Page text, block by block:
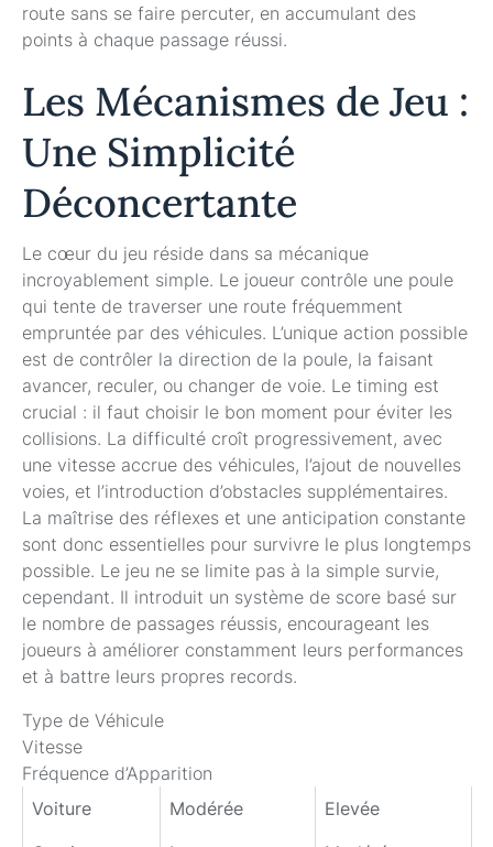
route sans se faire percuter, en accumulant des
points à chaque passage réussi.
Les Mécanismes de Jeu :
Une Simplicité
Déconcertante
Le cœur du jeu réside dans sa mécanique
incroyablement simple. Le joueur contrôle une poule
qui tente de traverser une route fréquemment
empruntée par des véhicules. L’unique action possible
est de contrôler la direction de la poule, la faisant
avancer, reculer, ou changer de voie. Le timing est
crucial : il faut choisir le bon moment pour éviter les
collisions. La difficulté croît progressivement, avec
une vitesse accrue des véhicules, l’ajout de nouvelles
voies, et l’introduction d’obstacles supplémentaires.
La maîtrise des réflexes et une anticipation constante
sont donc essentielles pour survivre le plus longtemps
possible. Le jeu ne se limite pas à la simple survie,
cependant. Il introduit un système de score basé sur
le nombre de passages réussis, encourageant les
joueurs à améliorer constamment leurs performances
et à battre leurs propres records.
Type de Véhicule
Vitesse
Fréquence d’Apparition
Voiture
Modérée
Elevée